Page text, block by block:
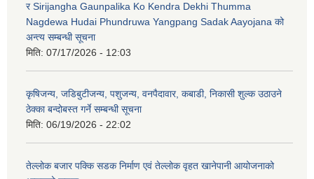
र Sirijangha Gaunpalika Ko Kendra Dekhi Thumma
Nagdewa Hudai Phundruwa Yangpang Sadak Aayojana को
अन्त्य सम्बन्धी सूचना
मिति: 07/17/2026 - 12:03
कृषिजन्य, जडिबुटीजन्य, पशुजन्य, वनपैदावार, कबाडी, निकासी शुल्क उठाउने
ठेक्का बन्दोबस्त गर्ने सम्बन्धी सूचना
मिति: 06/19/2026 - 22:02
तेल्लोक बजार पक्कि सडक निर्माण एवं तेल्लोक वृहत खानेपानी आयोजनाको